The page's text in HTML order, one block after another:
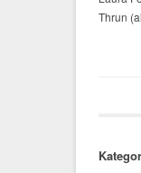
Thrun